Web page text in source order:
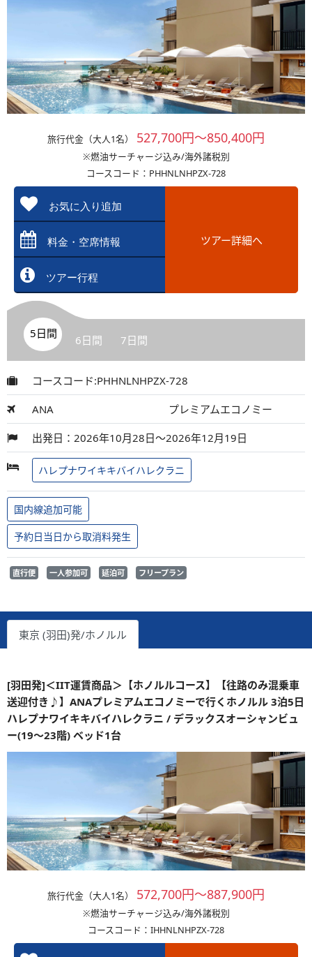
旅行代金（大人1名） 527,700円～850,400円
※燃油サーチャージ込み/海外諸税別
コースコード：PHHNLNHPZX-728
お気に入り追加
料金・空席情報
ツアー行程
ツアー詳細へ
5日間 6日間 7日間
コースコード:PHHNLNHPZX-728
ANA プレミアムエコノミー
出発日：2026年10月28日～2026年12月19日
ハレプナワイキキバイハレクラニ
国内線追加可能
予約日当日から取消料発生
直行便 一人参加可 延泊可 フリープラン
東京 (羽田)発/ホノルル
[羽田発]＜IIT運賃商品＞【ホノルルコース】【往路のみ混乗車
送迎付き♪】ANAプレミアムエコノミーで行くホノルル 3泊5日
ハレプナワイキキバイハレクラニ / デラックスオーシャンビュ
ー(19～23階) ベッド1台
旅行代金（大人1名） 572,700円～887,900円
※燃油サーチャージ込み/海外諸税別
コースコード：IHHNLNHPZX-728